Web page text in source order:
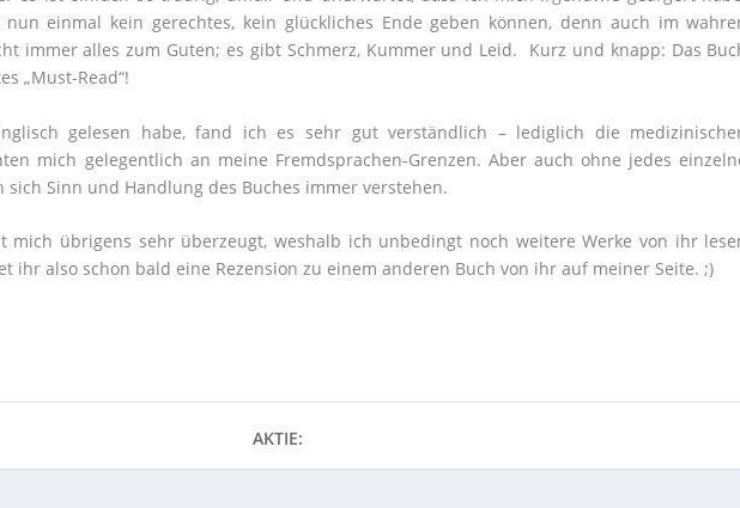
einmal kein gerechtes, kein glückliches Ende geben können, denn auch im
immer alles zum Guten; es gibt Schmerz, Kummer und Leid. Kurz und knapp: Das
„Must-Read“!
gelesen habe, fand ich es sehr gut verständlich – lediglich die
mich gelegentlich an meine Fremdsprachen-Grenzen. Aber auch ohne jedes
sich Sinn und Handlung des Buches immer verstehen.
mich übrigens sehr überzeugt, weshalb ich unbedingt noch weitere Werke von ihr
ihr also schon bald eine Rezension zu einem anderen Buch von ihr auf meiner Seite. ;)
AKTIE: